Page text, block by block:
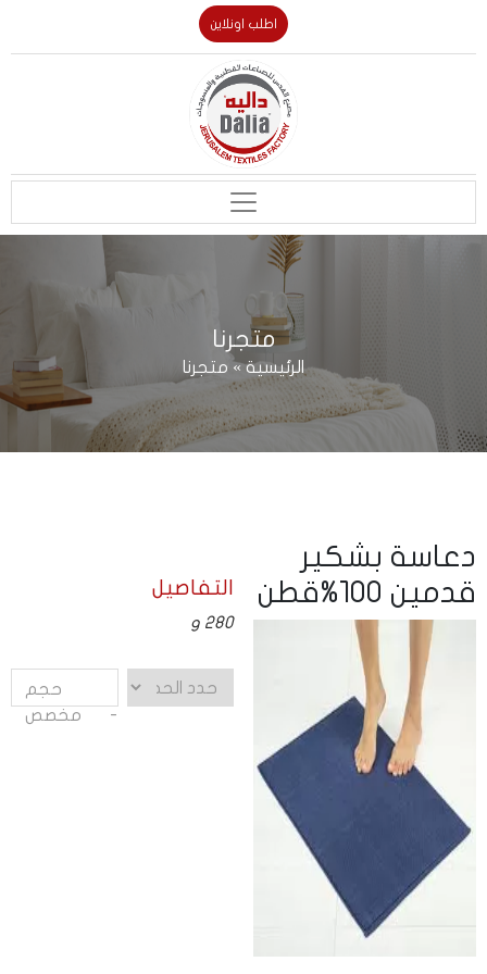
اطلب اونلاين
متجرنا
الرئيسية » متجرنا
دعاسة بشكير
قدمين 100%قطن
التفاصيل
280 g
حجم
مخصص